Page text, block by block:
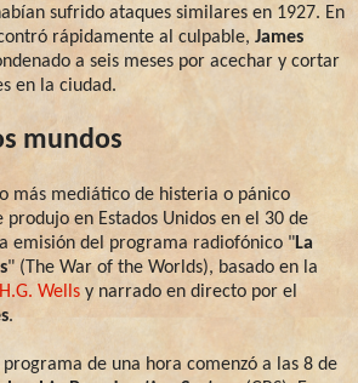
sufrido ataques similares en 1927. En
rápidamente al culpable, James
a seis meses por acechar y cortar
en la ciudad.
mundos
más mediático de histeria o pánico
en Estados Unidos en el 30 de
emisión del programa radiofónico "La
" (The War of the Worlds), basado en la
H.G. Wells y narrado en directo por el
.
de una hora comenzó a las 8 de